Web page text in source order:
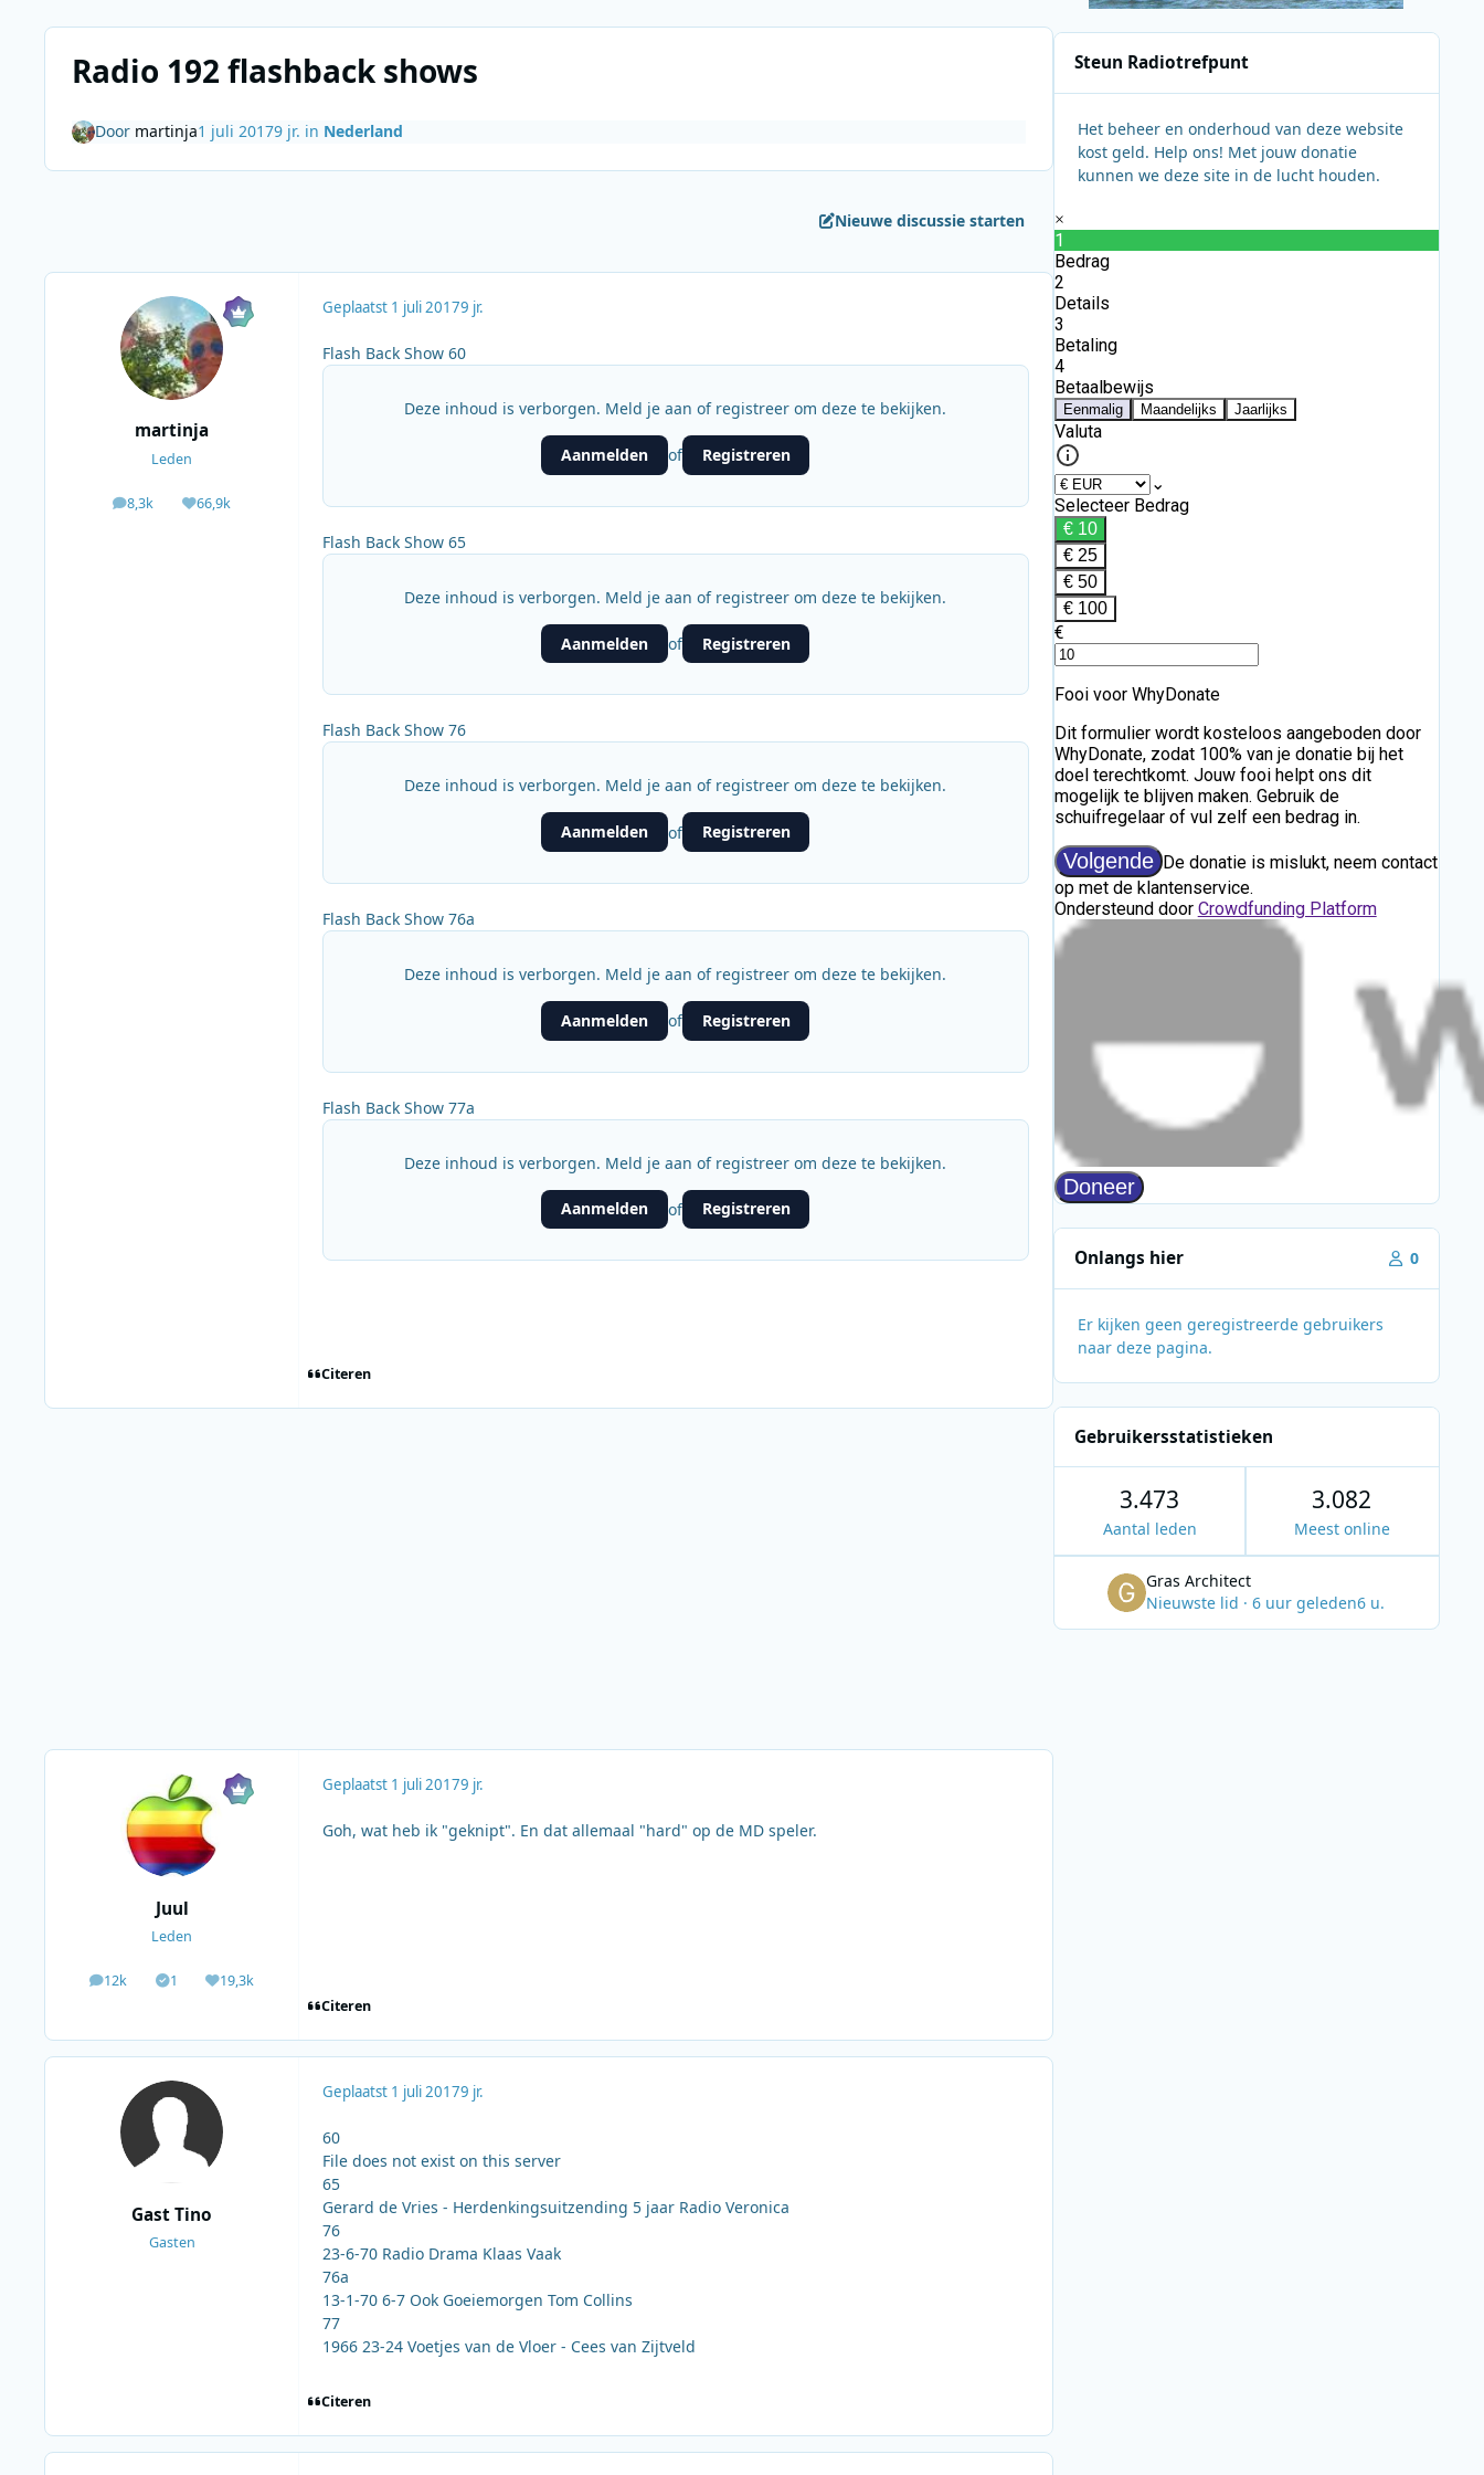
Radio 192 flashback shows
Door martinja1 juli 20179 jr. in Nederland
Nieuwe discussie starten
martinja
Leden
8,3k
berichten66,9k
Waardering
Geplaatst 1 juli 20179 jr.
Flash Back Show 60
Deze inhoud is verborgen. Meld je aan of registreer om deze te bekijken.
Aanmelden of Registreren
Flash Back Show 65
Deze inhoud is verborgen. Meld je aan of registreer om deze te bekijken.
Aanmelden of Registreren
Flash Back Show 76
Deze inhoud is verborgen. Meld je aan of registreer om deze te bekijken.
Aanmelden of Registreren
Flash Back Show 76a
Deze inhoud is verborgen. Meld je aan of registreer om deze te bekijken.
Aanmelden of Registreren
Flash Back Show 77a
Deze inhoud is verborgen. Meld je aan of registreer om deze te bekijken.
Aanmelden of Registreren
Citeren
Juul
Leden
12k
berichten1
Solutions19,3k
Waardering
Geplaatst 1 juli 20179 jr.
Goh, wat heb ik "geknipt". En dat allemaal "hard" op de MD speler.
Citeren
Gast Tino
Gasten
Geplaatst 1 juli 20179 jr.
60
File does not exist on this server
65
Gerard de Vries - Herdenkingsuitzending 5 jaar Radio Veronica
76
23-6-70 Radio Drama Klaas Vaak
76a
13-1-70 6-7 Ook Goeiemorgen Tom Collins
77
1966 23-24 Voetjes van de Vloer - Cees van Zijtveld
Citeren
Steun Radiotrefpunt
Het beheer en onderhoud van deze website
kost geld. Help ons! Met jouw donatie
kunnen we deze site in de lucht houden.
Onlangs hier 0
Er kijken geen geregistreerde gebruikers
naar deze pagina.
Gebruikersstatistieken
3.473
Aantal leden
3.082
Meest online
Gras Architect
Nieuwste lid ·6 uur geleden6 u.